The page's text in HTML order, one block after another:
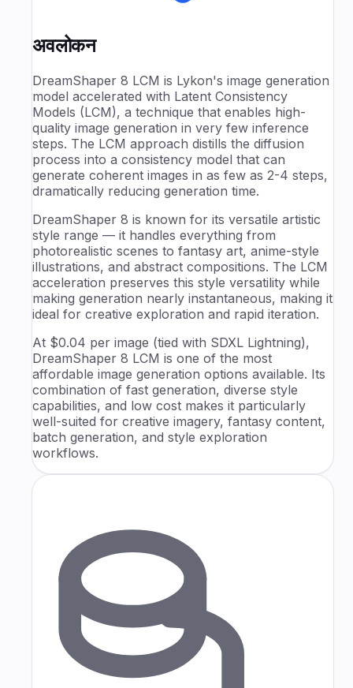
अवलोकन
DreamShaper 8 LCM is Lykon's image generation
model accelerated with Latent Consistency
Models (LCM), a technique that enables high-
quality image generation in very few inference
steps. The LCM approach distills the diffusion
process into a consistency model that can
generate coherent images in as few as 2-4 steps,
dramatically reducing generation time.
DreamShaper 8 is known for its versatile artistic
style range — it handles everything from
photorealistic scenes to fantasy art, anime-style
illustrations, and abstract compositions. The LCM
acceleration preserves this style versatility while
making generation nearly instantaneous, making it
ideal for creative exploration and rapid iteration.
At $0.04 per image (tied with SDXL Lightning),
DreamShaper 8 LCM is one of the most
affordable image generation options available. Its
combination of fast generation, diverse style
capabilities, and low cost makes it particularly
well-suited for creative imagery, fantasy content,
batch generation, and style exploration
workflows.